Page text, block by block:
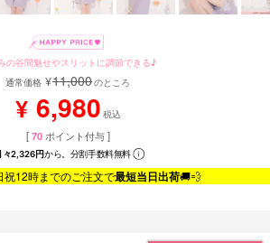
の谷間魅せやスリットに調節できる♪
通常価格 ¥11,000のところ
¥ 6,980 税込
[ 70 ポイント付与 ]
々2,326円から。分割手数料無料
祝12時までのご注文で最短当日出荷🚚💨